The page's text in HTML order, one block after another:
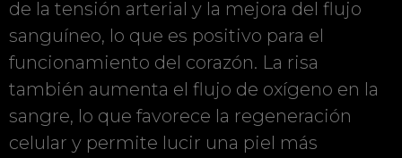
de la tensión arterial y la mejora del flujo
sanguíneo, lo que es positivo para el
funcionamiento del corazón. La risa
también aumenta el flujo de oxígeno en la
sangre, lo que favorece la regeneración
celular y permite lucir una piel más